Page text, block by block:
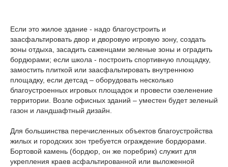
Если это жилое здание - надо благоустроить и
заасфальтировать двор и дворовую игровую зону, создать
зоны отдыха, засадить саженцами зеленые зоны и оградить
бордюрами; если школа - построить спортивную площадку,
замостить плиткой или заасфальтировать внутреннюю
площадку, если детсад – оборудовать несколько
благоустроенных игровых площадок и провести озеленение
территории. Возле офисных зданий – уместен будет зеленый
газон и ландшафтный дизайн.
Для большинства перечисленных объектов благоустройства
жилых и городских зон требуется ограждение бордюрами.
Бортовой камень (бордюр, он же поребрик) служит для
укрепления краев асфальтированной или выложенной